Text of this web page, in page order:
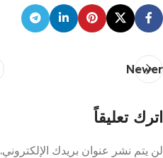
Newer
اترك تعليقاً
لن يتم نشر عنوان بريدك الإلكتروني.